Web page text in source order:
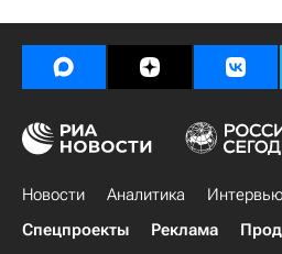
Новости Аналитика Интервью
Спецпроекты
Реклама